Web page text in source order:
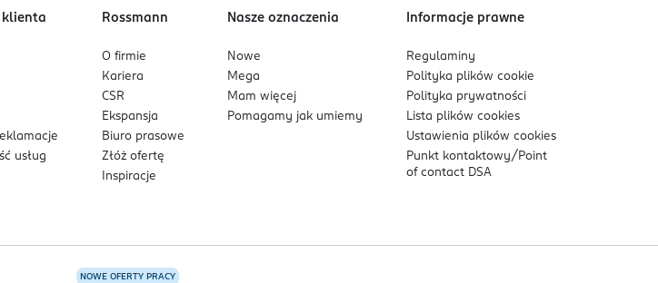
klienta
usług
Rossmann
O firmie
Kariera
CSR
Ekspansja
Biuro prasowe
Złóż ofertę
Inspiracje
Nasze oznaczenia
Nowe
Mega
Mam więcej
Pomagamy jak umiemy
Informacje prawne
Regulaminy
Polityka plikówcookie
Polityka prywatności
Lista plikówcookies
Ustawienia plikówcookies
Punkt kontaktowy/ Point
of contact DSA
NOWE OFERTY PRACY